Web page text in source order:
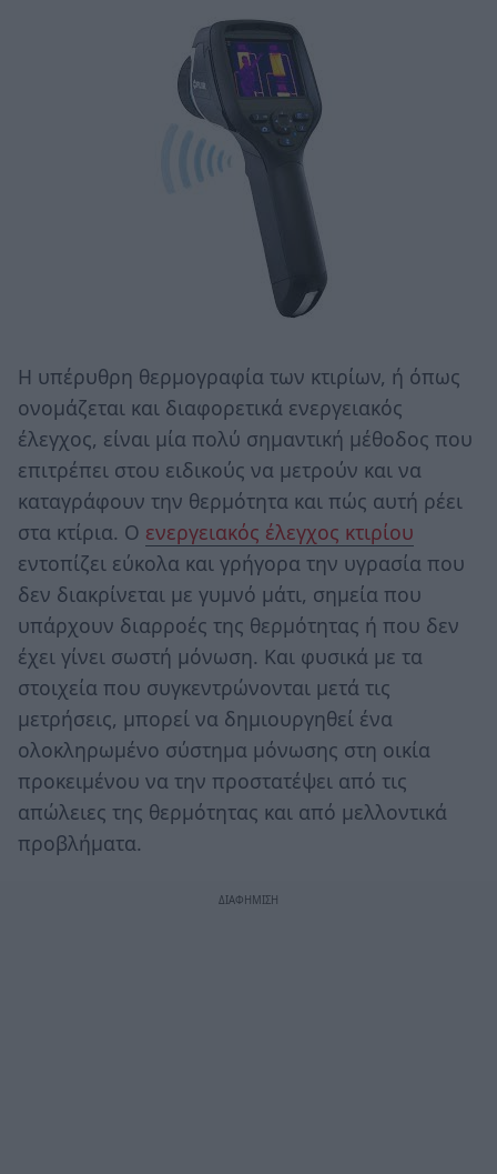
Η υπέρυθρη θερμογραφία των κτιρίων, ή όπως
ονομάζεται και διαφορετικά ενεργειακός
έλεγχος, είναι μία πολύ σημαντική μέθοδος που
επιτρέπει στου ειδικούς να μετρούν και να
καταγράφουν την θερμότητα και πώς αυτή ρέει
στα κτίρια. Ο ενεργειακός έλεγχος κτιρίου
εντοπίζει εύκολα και γρήγορα την υγρασία που
δεν διακρίνεται με γυμνό μάτι, σημεία που
υπάρχουν διαρροές της θερμότητας ή που δεν
έχει γίνει σωστή μόνωση. Και φυσικά με τα
στοιχεία που συγκεντρώνονται μετά τις
μετρήσεις, μπορεί να δημιουργηθεί ένα
ολοκληρωμένο σύστημα μόνωσης στη οικία
προκειμένου να την προστατέψει από τις
απώλειες της θερμότητας και από μελλοντικά
προβλήματα.